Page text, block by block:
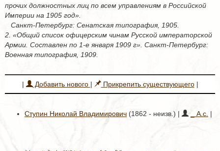
прочих должностных лиц по всем управлениям в Российской
Империи на 1905 год».
Санкт-Петербург: Сенатская типография, 1905.
2. «Общий список офицерским чинам Русской императорской
Армии. Составлен по 1-е января 1909 г». Санкт-Петербург:
Военная типография, 1909.
| Добавить нового | Прикрепить существующего|
Ступин Николай Владимирович (1862 - неизв.) | _ А.с. |